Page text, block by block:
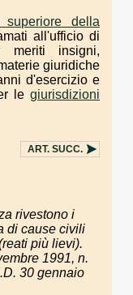
superiore della
all'ufficio di
meriti insigni,
giuridiche
d'esercizio e
le giurisdizioni
ART. SUCC.
rivestono i
di cause civili
più lievi).
1991, n.
30 gennaio